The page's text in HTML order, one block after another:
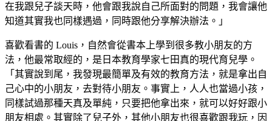
在我跟兒子談天時，他會跟我說自己所面對的問題，我會讓他
知道其實我也同樣遇過，同時跟他分享解決辦法。」
喜歡看書的 Louis，自然會從書本上學到很多教小朋友的方
法，他最常取經的，是日本教育學家七田真的現代育兒學。
「其實說到尾，我發現最簡單及有效的教育方法，就是拿出自
己心中的小朋友，去對待小朋友。事實上，人人也當過小孩，
同樣試過那種天真及單純，只要把他拿出來，就可以好好跟小
朋友相處。其實除了兒子外，其他小朋友也很喜歡跟我玩，因